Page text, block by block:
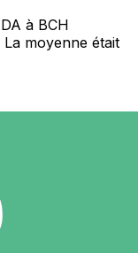
à BCH
moyenne était
internationaux
des devises,
de